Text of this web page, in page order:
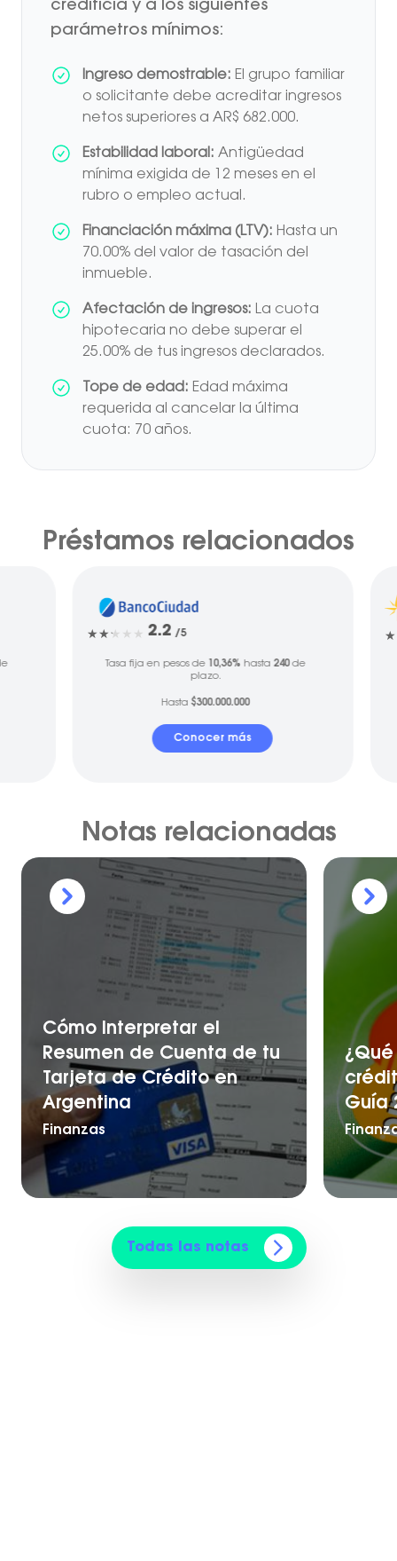
crediticia y a los siguientes
parámetros mínimos:
Ingreso demostrable: El grupo familiar
o solicitante debe acreditar ingresos
netos superiores a AR$ 682.000.
Estabilidad laboral: Antigüedad
mínima exigida de 12 meses en el
rubro o empleo actual.
Financiación máxima (LTV): Hasta un
70.00% del valor de tasación del
inmueble.
Afectación de ingresos: La cuota
hipotecaria no debe superar el
25.00% de tus ingresos declarados.
Tope de edad: Edad máxima
requerida al cancelar la última
cuota: 70 años.
Préstamos relacionados
2.2 /5
Tasa fija en pesos de 10,36% hasta 240de
plazo.
Hasta$300.000.000
Conocer más
Notas relacionadas
Cómo Interpretar el
Resumen de Cuenta de tu
Tarjeta de Crédito en
Argentina
Finanzas
Guía
Todas las notas